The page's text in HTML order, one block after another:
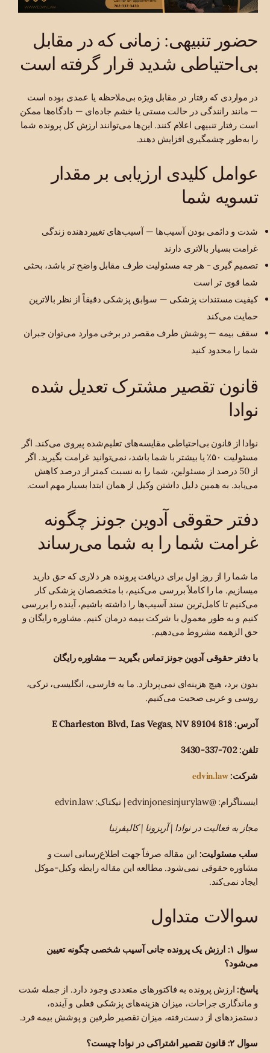
حضور تنبیهی: زمانی که در مقابل
بی‌احتیاطی شدید قرار گرفته است
در مواردی که رفتار در مقابل ویژه بی‌ملاحظه یا عمدی بوده است
— مانند رانندگی در حالت مستی یا خشم جاده‌ای — دادگاه‌ها ممکن
است رفتار تنبیهی اعلام کنند. این‌ها می‌توانند ارزش کل پرونده شما
را به‌طور چشمگیری افزایش دهند.
عوامل کلیدی ارزیابی بر مقدار
تسویه شما
شدت و دائمی بودن آسیب‌ها — آسیب‌های تغییردهنده زندگی
غرامت بسیار بالاتری دارند
تصمیم گیری - هر چه مسئولیت طرف مقابل واضح تر باشد، بحثی
شما قوی تر است
کیفیت مستندات پزشکی — سوابق پزشکی دقیقاً از نظر بالاترین
حمایت می‌کند
سقف بیمه — پوشش طرف مقصر در برخی موارد می‌توان جبران
شما را محدود کنید
قانون تقصیر مشترک تعدیل شده
نوادا
نوادا از قانون بی‌احتیاطی مقایسه‌های تعلیم‌شده پیروی می‌کند. اگر
مسئولیت ۵۰٪ یا بیشتر با شما باشد، نمی‌توانید غرامت بگیرید. اگر
از 50 درصد از مسئولین، شما را به نسبت کمتر از درصد کاهش
می‌یابد. به همین دلیل داشتن وکیل از همان ابتدا بسیار مهم است.
دفتر حقوقی آدوین جونز چگونه
غرامت شما را به شما می‌رساند
ما شما را از روز اول برای دریافت پرونده هر دلاری که حق دارید
میسازیم. ما را کاملاً بررسی می‌کنیم، با متخصصان پزشکی کار
می‌کنیم تا کامل‌ترین سند آسیب‌ها را داشته باشیم، آینده را بررسی
کنیم و به طور معمول با شرکت بیمه درمان کنیم. مشاوره رایگان و
حق الزهمه مشروط می‌دهیم.
با دفتر حقوقی آدوین جونز تماس بگیرید — مشاوره رایگان
بدون برد، هیچ هزینه‌ای نمی‌پردازد. ما به فارسی، انگلیسی، ترکی،
روسی و عربی صحبت می‌کنیم.
آدرس: 818 E Charleston Blvd, Las Vegas, NV 89104
تلفن: 702-337-3430
شرکت:edvin.law
اینستاگرام: @edvinjonesinjurylaw | تیکتاک: edvin.law
مجاز به فعالیت در نوادا | آریزونا | کالیفرنیا
سلب مسئولیت: این مقاله صرفاً جهت اطلاع‌رسانی است و
مشاوره حقوقی نمی‌شود. مطالعه این مقاله رابطه وکیل-موکل
ایجاد نمی‌کند.
سوالات متداول
سوال ۱: ارزش یک پرونده جانی آسیب شخصی چگونه تعیین
می‌شود؟
پاسخ:ارزش پرونده به فاکتورهای متعددی وجود دارد. از جمله شدت
و ماندگاری جراحات، میزان هزینه‌های پزشکی فعلی و آینده،
دستمزدهای از دست‌رفته، میزان تقصیر طرفین و پوشش بیمه فرد.
سوال ۲: قانون تقصیر اشتراکی در نوادا چیست؟